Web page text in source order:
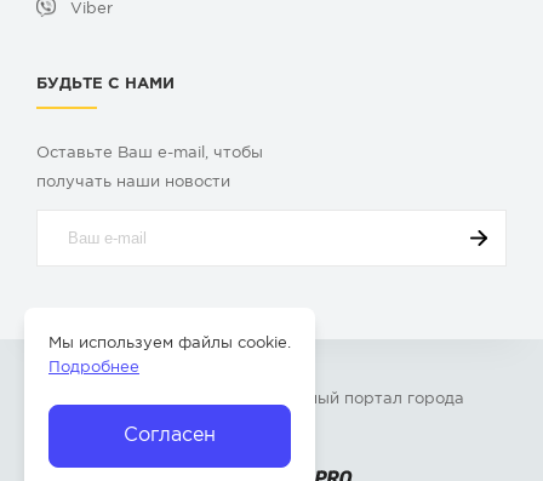
Viber
БУДЬТЕ С НАМИ
Оставьте Ваш e-mail, чтобы
получать наши новости
» – Главный портал города
Согласен
Мы используем файлы cookie.
Подробнее